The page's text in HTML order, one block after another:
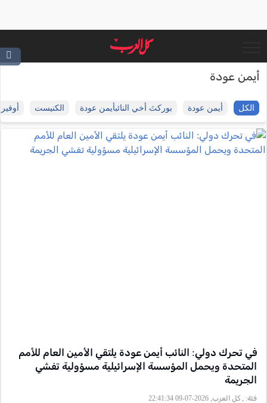
أيمن عودة
الكل أيمن عودة بوركتَ أخي النائبأيمن عودة الكنيست
في تحرك دولي: النائب أيمن عودة يلتقي الأمين العام للأمم
المتحدة ويحمل المؤسسة الإسرائيلية مسؤولية تفشي
الجريمة
فئة: , كل العرب, 2026-07-09 22:41:34